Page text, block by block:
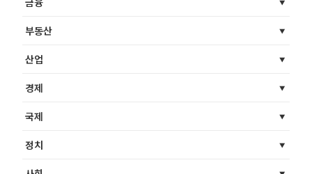
부동산
산업
경제
국제
정치